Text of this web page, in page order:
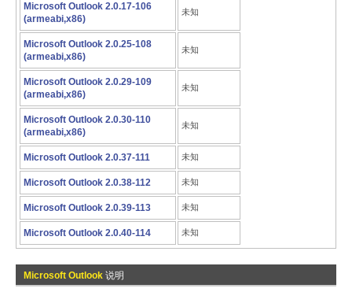
Microsoft Outlook 2.0.17-106
(armeabi,x86)
未知
Microsoft Outlook 2.0.25-108
(armeabi,x86)
未知
Microsoft Outlook 2.0.29-109
(armeabi,x86)
未知
Microsoft Outlook 2.0.30-110
(armeabi,x86)
未知
Microsoft Outlook 2.0.37-111 未知
Microsoft Outlook 2.0.38-112 未知
Microsoft Outlook 2.0.39-113 未知
Microsoft Outlook 2.0.40-114 未知
Microsoft Outlook 说明